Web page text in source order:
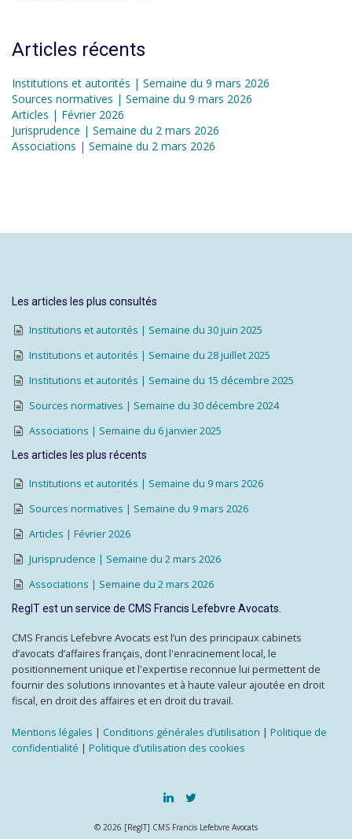
Articles récents
Institutions et autorités | Semaine du 9 mars 2026
Sources normatives | Semaine du 9 mars 2026
Articles | Février 2026
Jurisprudence | Semaine du 2 mars 2026
Associations | Semaine du 2 mars 2026
Les articles les plus consultés
Institutions et autorités | Semaine du 30 juin 2025
Institutions et autorités | Semaine du 28 juillet 2025
Institutions et autorités | Semaine du 15 décembre 2025
Sources normatives | Semaine du 30 décembre 2024
Associations | Semaine du 6 janvier 2025
Les articles les plus récents
Institutions et autorités | Semaine du 9 mars 2026
Sources normatives | Semaine du 9 mars 2026
Articles | Février 2026
Jurisprudence | Semaine du 2 mars 2026
Associations | Semaine du 2 mars 2026
RegIT est un service de CMS Francis Lefebvre Avocats.
CMS Francis Lefebvre Avocats est l’un des principaux cabinets
d’avocats d’affaires français, dont l'enracinement local, le
positionnement unique et l'expertise reconnue lui permettent de
fournir des solutions innovantes et à haute valeur ajoutée en droit
fiscal, en droit des affaires et en droit du travail.
Mentions légales | Conditions générales d’utilisation | Politique de
confidentialité | Politique d’utilisation des cookies
© 2026 [RegIT] CMS Francis Lefebvre Avocats